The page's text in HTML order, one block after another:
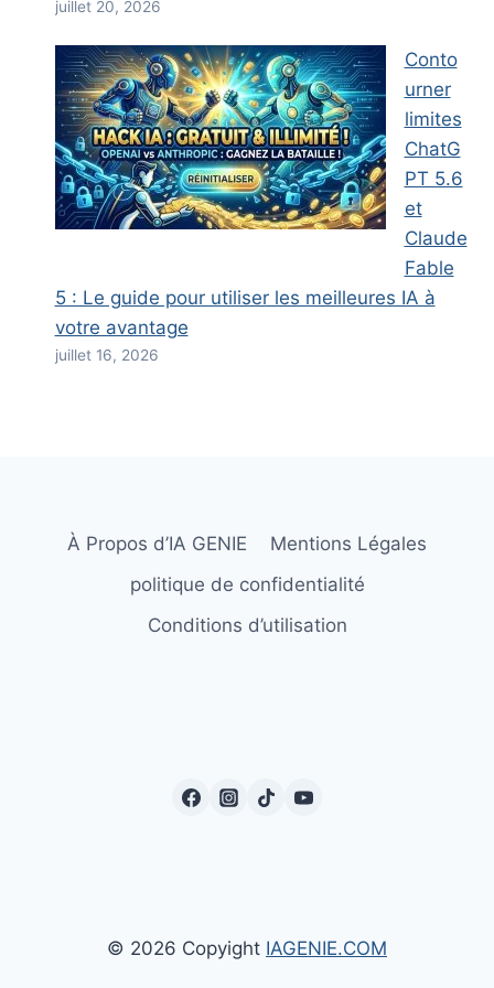
juillet 20, 2026
Conto
urner
limites
ChatG
PT 5.6
et
Claude
Fable
5 : Le guide pour utiliser les meilleures IA à
votre avantage
juillet 16, 2026
À Propos d’IA GENIE
Mentions Légales
politique de confidentialité
Conditions d’utilisation
© 2026 Copyight IAGENIE.COM